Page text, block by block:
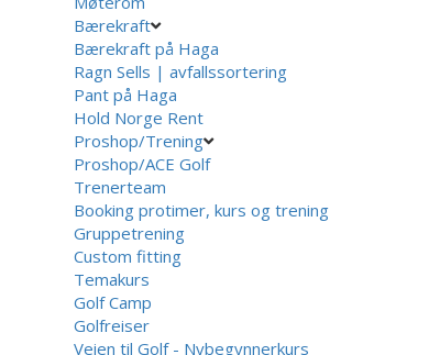
Bærekraft
Bærekraft på Haga
Ragn Sells | avfallssortering
Pant på Haga
Hold Norge Rent
Proshop/Trening
Proshop/ACE Golf
Trenerteam
Booking protimer, kurs og trening
Gruppetrening
Custom fitting
Temakurs
Golf Camp
Golfreiser
Veien til Golf - Nybegynnerkurs